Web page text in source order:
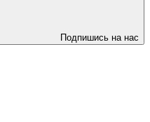
Подпишись на нас